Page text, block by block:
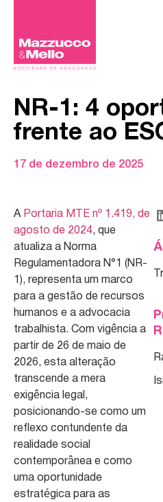
NR-1: 4
frente ao
17 de dezembro de 2025
A Portaria MTE nº 1.419, de
agosto de 2024, que
atualiza a Norma
Regulamentadora N°1 (NR-
1), representa um marco
para a gestão de recursos
humanos e a advocacia
trabalhista. Com vigência a
partir de 26 de maio de
2026, esta alteração
transcende a mera
exigência legal,
posicionando-se como um
reflexo contundente da
realidade social
contemporânea e como
uma oportunidade
estratégica para as